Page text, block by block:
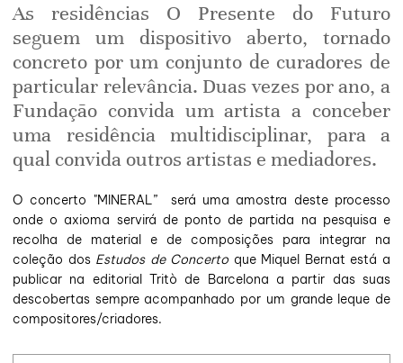
As residências O Presente do Futuro
seguem um dispositivo aberto, tornado
concreto por um conjunto de curadores de
particular relevância. Duas vezes por ano, a
Fundação convida um artista a conceber
uma residência multidisciplinar, para a
qual convida outros artistas e mediadores.
O concerto "MINERAL” será uma amostra deste processo
onde o axioma servirá de ponto de partida na pesquisa e
recolha de material e de composições para integrar na
coleção dos Estudos de Concerto que Miquel Bernat está a
publicar na editorial Tritò de Barcelona a partir das suas
descobertas sempre acompanhado por um grande leque de
compositores/criadores.